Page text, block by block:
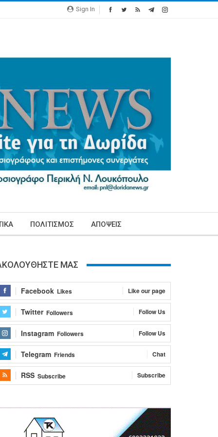
Sign In
ΠΟΛΙΤΙΣΜΟΣ ΑΠΟΨΕΙΣ
ΜΑΣ
Facebook Likes Like our page
Twitter Followers Follow Us
Instagram Followers Follow Us
Telegram Friends Chat
RSS Subscribe Subscribe